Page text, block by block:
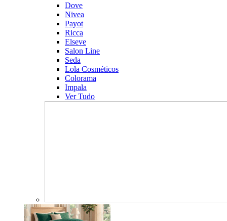
Dove
Nivea
Payot
Ricca
Elseve
Salon Line
Seda
Lola Cosméticos
Colorama
Impala
Ver Tudo